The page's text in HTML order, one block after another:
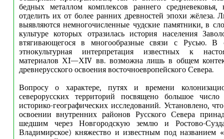
бедных металлом комплексов раннего
отделить их от более ранних древностей эпохи жёлеза.
выявляются немногочисленные чудские памятники, в
культуре которых отразилась история населения
втягивающегося в многообразные связи с Русью.
этнокультурная интерпретация известных к
материалов ХI—ХIV вв. возможна лишь в общем
древнерусского освоения восточноевропейского Севера.
Вопросу о характере, путях и времени
северорусских территорий посвящено большое
историко-географических исследований. Установлено,
освоении внутренних районов Русского Севера
шедшим через Новгородскую землю и Ростово-
Владимирское) княжество и известным под названием